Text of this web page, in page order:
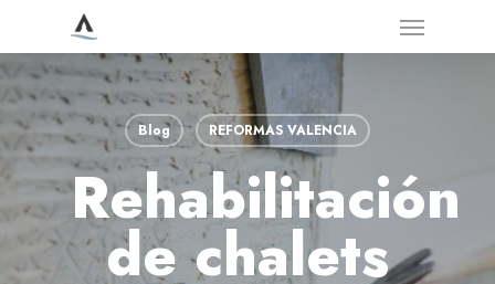
to
main
content
Menu
Blog REFORMAS VALENCIA
Rehabilitación
de chalets